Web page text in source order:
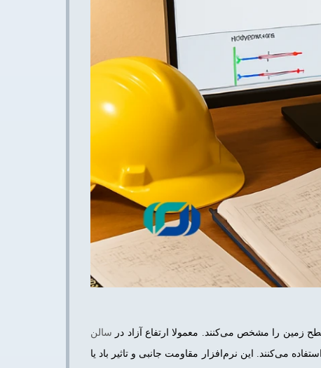
سالن
نزدیک به ۵۰۰۰ میلی‌متر است. برای محاسبه دقیق، مهندسان از نرم‌افزارهایی مثل SAP2000 (Structural Analysis Program) استفاده می‌کنند. این نرم‌افزار مقاومت جانبی و تاثیر باد یا